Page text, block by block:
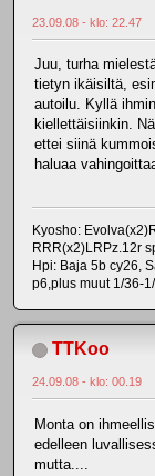
23.09.08 - klo: 22.47
Juu, turha
tietyn ikäisiltä,
autoilu. Kyllä
kiellettäisiinkin.
ettei siinä
haluaa
Kyosho:
RRR(x2)LRPz.12r
Hpi: Baja 5b cy26,
p6,plus muut 1/36-
TTKoo
24.09.08 - klo: 00.19
Monta on
edelleen
mutta....